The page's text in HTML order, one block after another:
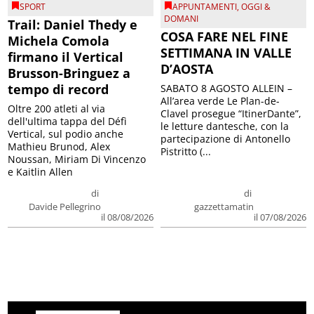
SPORT
Trail: Daniel Thedy e
Michela Comola
firmano il Vertical
Brusson-Bringuez a
tempo di record
di
Davide Pellegrino
il 08/08/2026
Oltre 200 atleti al via
dell'ultima tappa del Défì
Vertical, sul podio anche
Mathieu Brunod, Alex
Noussan, Miriam Di Vincenzo
e Kaitlin Allen
APPUNTAMENTI,OGGI &
DOMANI
COSA FARE NEL FINE
SETTIMANA IN VALLE
D’AOSTA
di
gazzettamatin
il 07/08/2026
SABATO 8 AGOSTO ALLEIN –
All’area verde Le Plan-de-
Clavel prosegue “ItinerDante”,
le letture dantesche, con la
partecipazione di Antonello
Pistritto (...